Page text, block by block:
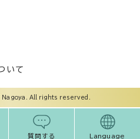
質問する Language
いて
All rights reserved.